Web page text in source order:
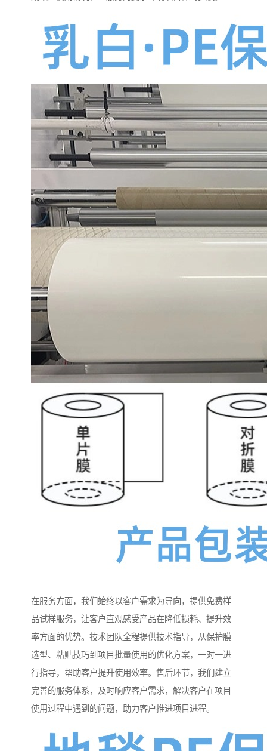
在服务方面，我们始终以客户需求为导向，提供免费样
品试样服务，让客户直观感受产品在降低损耗、提升效
率方面的优势。技术团队全程提供技术指导，从保护膜
选型、粘贴技巧到项目批量使用的优化方案，一对一进
行指导，帮助客户提升使用效率。售后环节，我们建立
完善的服务体系，及时响应客户需求，解决客户在项目
使用过程中遇到的问题，助力客户推进项目进程。